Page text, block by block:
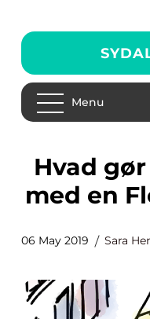
Menu
Hvad gør man egentlig
med en
06 May 2019 Sara